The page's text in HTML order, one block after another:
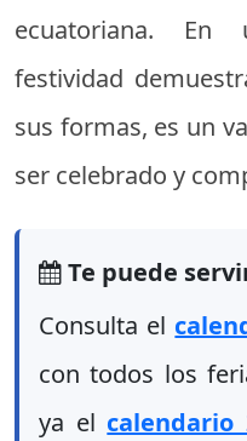
ecuatoriana. En
festividad
sus formas, es un
ser celebrado y
Te puede
Consulta el
con todos los
ya el calendario